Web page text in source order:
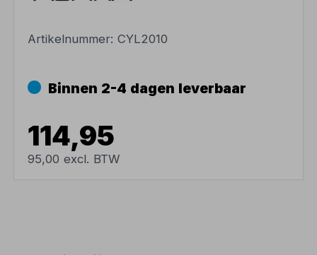
Artikelnummer:CYL2010
Binnen 2-4 dagen leverbaar
114,95
95,00 excl. BTW